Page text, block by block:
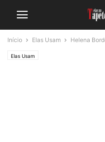
Início Elas Usam Helena
Elas Usam